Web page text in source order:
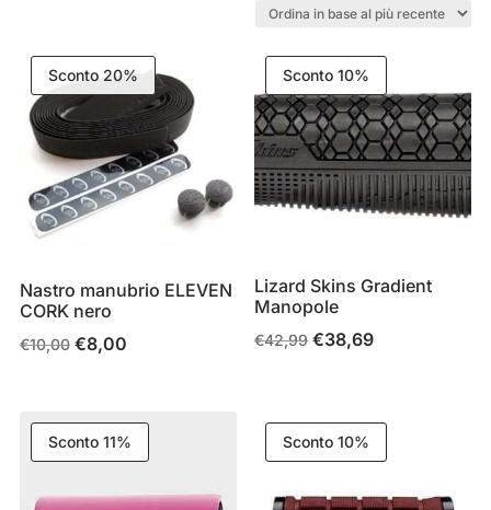
base
più
recente
Sconto 20%
Nastro manubrio ELEVEN
CORK nero
€10,00 Il
era:
€10,00.
€8,00Il
è:
€8,00.
Sconto 10%
Lizard Skins Gradient
Manopole
€42,99 Il
era:
€42,99.
€38,69Il
è:
Sconto 11% Sconto 10%